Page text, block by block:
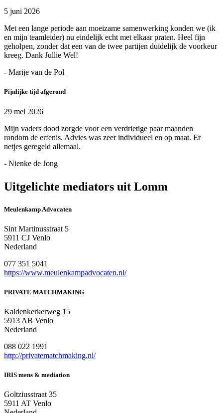
5 juni 2026
Met een lange periode aan moeizame samenwerking konden we (ik
en mijn teamleider) nu eindelijk echt met elkaar praten. Heel fijn
geholpen, zonder dat een van de twee partijen duidelijk de voorkeur
kreeg. Dank Jullie Wel!
- Marije van de Pol
Pijnlijke tijd afgerond
29 mei 2026
Mijn vaders dood zorgde voor een verdrietige paar maanden
rondom de erfenis. Advies was zeer individueel en op maat. Er
netjes geregeld allemaal.
- Nienke de Jong
Uitgelichte mediators uit Lomm
Meulenkamp Advocaten
Sint Martinusstraat 5
5911 CJ Venlo
Nederland
077 351 5041
https://www.meulenkampadvocaten.nl/
PRIVATE MATCHMAKING
Kaldenkerkerweg 15
5913 AB Venlo
Nederland
088 022 1991
http://privatematchmaking.nl/
IRIS mens & mediation
Goltziusstraat 35
5911 AT Venlo